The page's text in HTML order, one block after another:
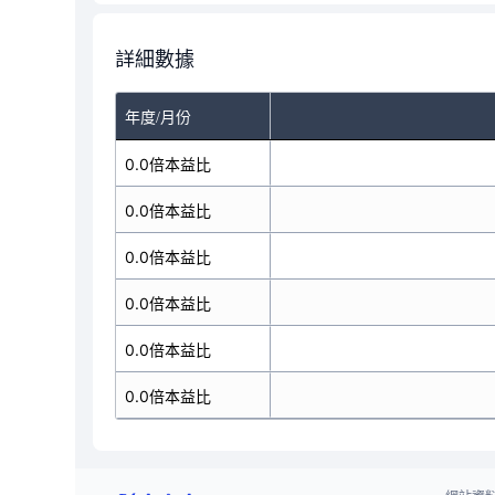
詳細數據
年度/月份
0.0倍本益比
0.0倍本益比
0.0倍本益比
0.0倍本益比
0.0倍本益比
0.0倍本益比